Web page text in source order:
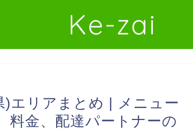
Ke-zai
)エリアまとめ | メニュー
料金、配達パートナーの